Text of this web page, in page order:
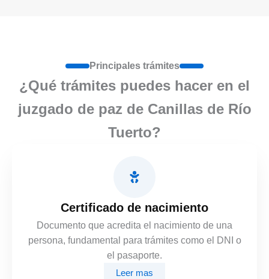
Principales trámites
¿Qué trámites puedes hacer en el
juzgado de paz de Canillas de Río
Tuerto?
Certificado de nacimiento
Documento que acredita el nacimiento de una
persona, fundamental para trámites como el DNI o
el pasaporte.
Leer mas